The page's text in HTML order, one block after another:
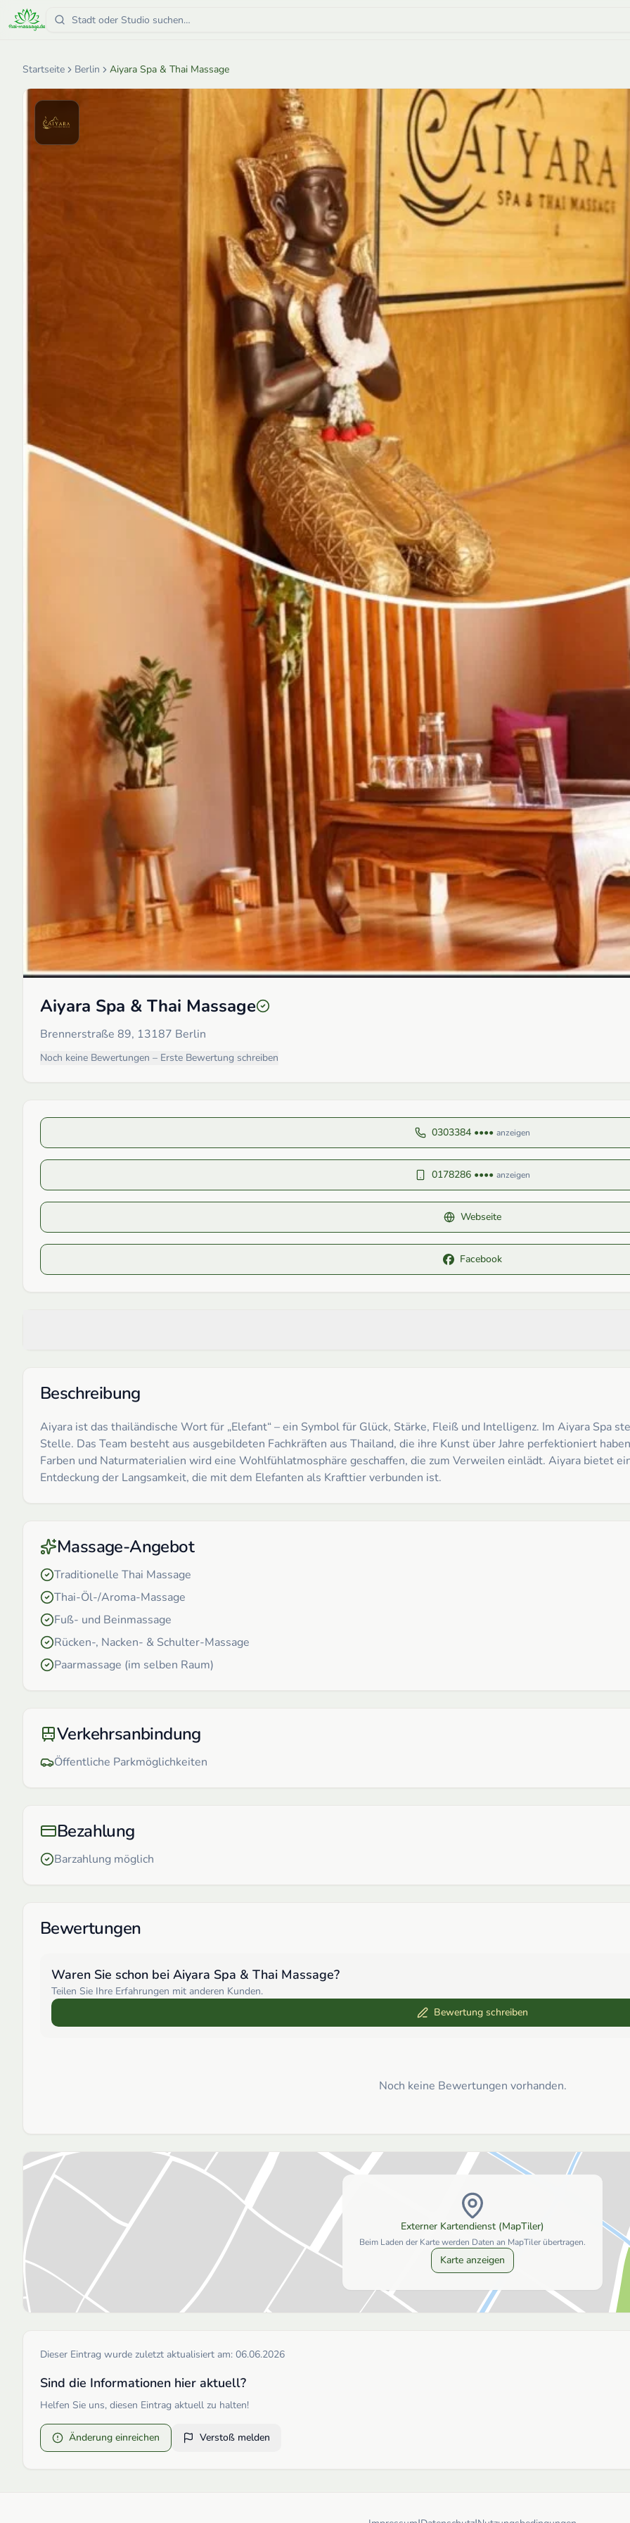
Startseite Berlin Aiyara Spa & Thai Massage
Aiyara Spa & Thai Massage
Brennerstraße 89, 13187 Berlin
Noch keine Bewertungen – Erste Bewertung schreiben
0303384 •••• anzeigen
0178286 •••• anzeigen
Webseite
Facebook
Beschreibung
Aiyara ist das thailändische Wort für „Elefant“ – ein Symbol für Glück, Stärke, Fleiß und Intelligenz. Im Aiyara Spa
Stelle. Das Team besteht aus ausgebildeten Fachkräften aus Thailand, die ihre Kunst über Jahre perfektioniert
Farben und Naturmaterialien wird eine Wohlfühlatmosphäre geschaffen, die zum Verweilen einlädt. Aiyara bietet
Entdeckung der Langsamkeit, die mit dem Elefanten als Krafttier verbunden ist.
Massage-Angebot
Traditionelle Thai Massage
Thai-Öl-/Aroma-Massage
Fuß- und Beinmassage
Rücken-, Nacken- & Schulter-Massage
Paarmassage (im selben Raum)
Verkehrsanbindung
Öffentliche Parkmöglichkeiten
Bezahlung
Barzahlung möglich
Bewertungen
Waren Sie schon bei Aiyara Spa & Thai Massage?
Teilen Sie Ihre Erfahrungen mit anderen Kunden.
Bewertung schreiben
Noch keine Bewertungen vorhanden.
Externer Kartendienst (MapTiler)
Beim Laden der Karte werden Daten an MapTiler übertragen.
Karte anzeigen
Dieser Eintrag wurde zuletzt aktualisiert am: 06.06.2026
Sind die Informationen hier aktuell?
Helfen Sie uns, diesen Eintrag aktuell zu halten!
Änderung einreichen Verstoß melden